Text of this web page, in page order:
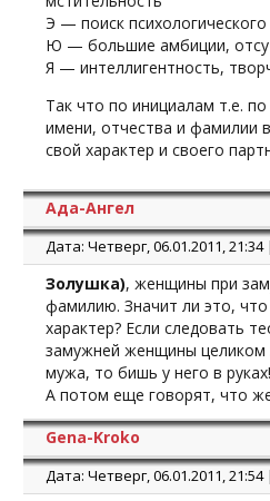
Э — поиск
Ю — большие амбиции,
Я — интеллигентность,
Так что по инициалам т.е.
имени, отчества и фамилии
свой характер и своего
Ада-Ангел
Дата: Четверг, 06.01.2011,
Золушка), женщины при
фамилию. Значит ли это,
характер? Если следовать
замужней женщины целиком
мужа, то бишь у него в руках!
А потом еще говорят, что
Gena-Kroko
Дата: Четверг, 06.01.2011,